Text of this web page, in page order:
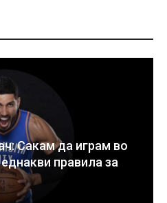
Сакам да играм во
правила за